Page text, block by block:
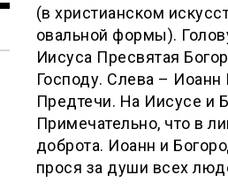
(в христианском
овальной формы).
Иисуса Пресвятая
Господу. Слева – Иоанн
Предтечи. На Иисусе и
Примечательно, что в
доброта. Иоанн и
прося за души всех